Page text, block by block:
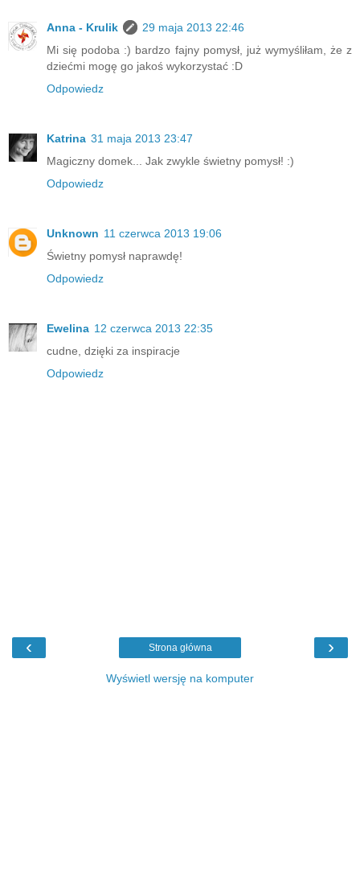
Anna - Krulik
29 maja 2013 22:46
Mi się podoba :) bardzo fajny pomysł, już wymyśliłam, że z
dziećmi mogę go jakoś wykorzystać :D
Odpowiedz
Katrina 31 maja 2013 23:47
Magiczny domek... Jak zwykle świetny pomysł! :)
Odpowiedz
Unknown 11 czerwca 2013 19:06
Świetny pomysł naprawdę!
Odpowiedz
Ewelina 12 czerwca 2013 22:35
cudne, dzięki za inspiracje
Odpowiedz
‹ ›
Strona główna
Wyświetl wersję na komputer